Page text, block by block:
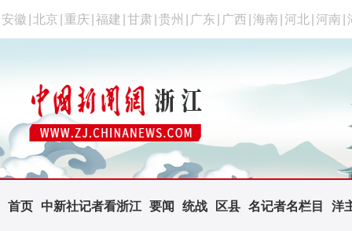
安徽 北京 重庆 福建 甘肃 贵州 广东 广西 海南 河北 河南
首页 中新社记者看浙江 要闻 统战 区县 名记者名栏目 洋